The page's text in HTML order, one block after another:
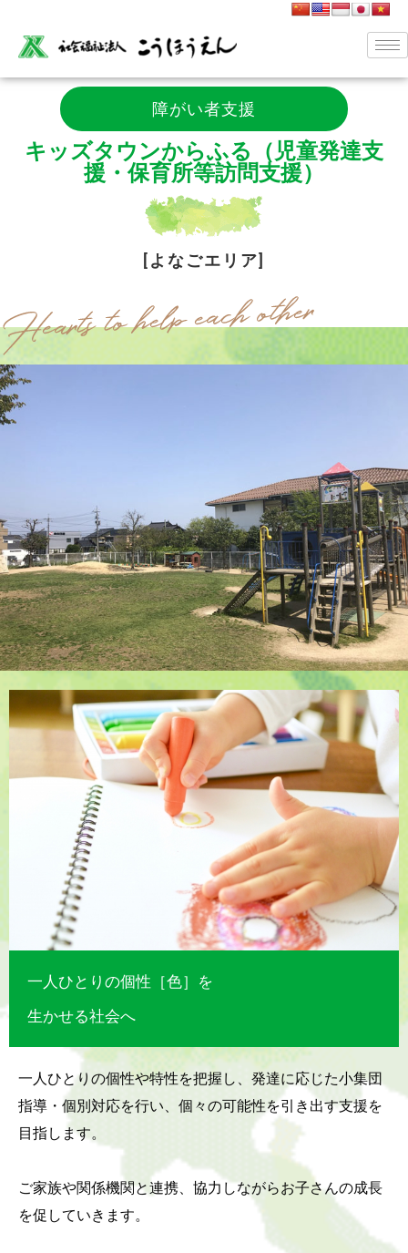
障がい者支援
キッズタウンからふる（児童発達支
援・保育所等訪問支援）
[よなごエリア]
一人ひとりの個性［色］を
生かせる社会へ
一人ひとりの個性や特性を把握し、発達に応じた小集団
指導・個別対応を行い、個々の可能性を引き出す支援を
目指します。
ご家族や関係機関と連携、協力しながらお子さんの成長
を促していきます。